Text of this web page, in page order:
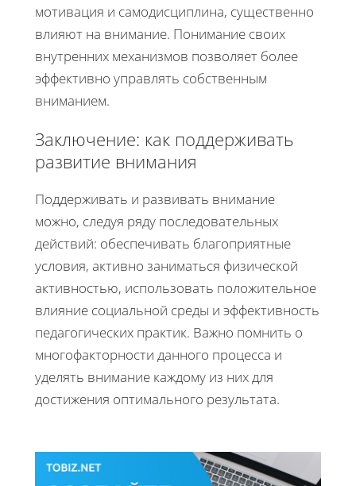
мотивация и самодисциплина, существенно
влияют на внимание. Понимание своих
внутренних механизмов позволяет более
эффективно управлять собственным
вниманием.
Заключение: как поддерживать
развитие внимания
Поддерживать и развивать внимание
можно, следуя ряду последовательных
действий: обеспечивать благоприятные
условия, активно заниматься физической
активностью, использовать положительное
влияние социальной среды и эффективность
педагогических практик. Важно помнить о
многофакторности данного процесса и
уделять внимание каждому из них для
достижения оптимального результата.